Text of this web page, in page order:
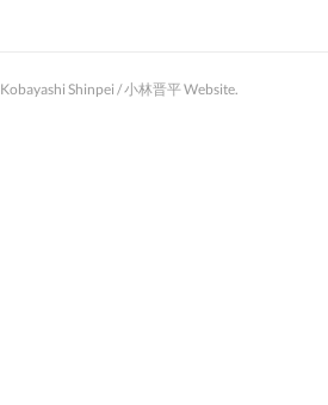
Kobayashi Shinpei / 小林晋平 Website.